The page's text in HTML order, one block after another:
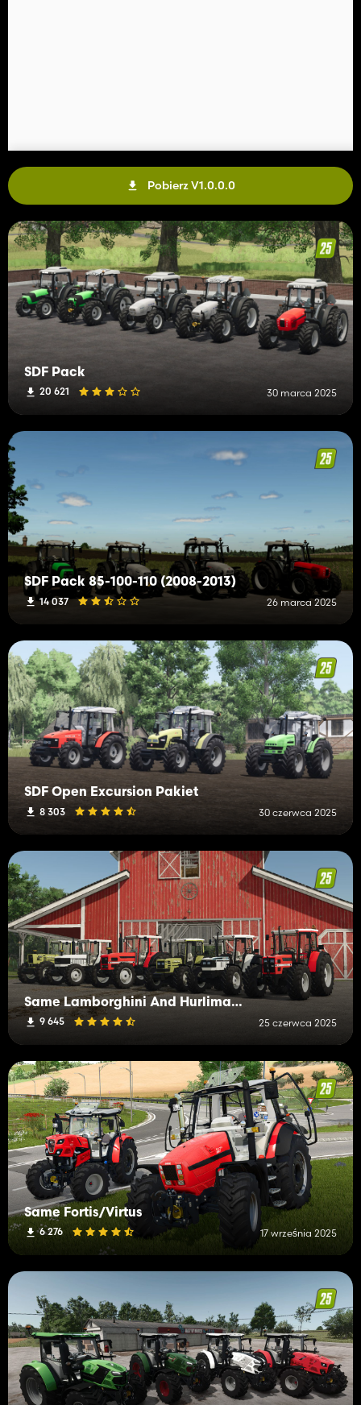
Pobierz V1.0.0.0
SDF Pack
20 621 30 marca 2025
SDF Pack 85-100-110 (2008-2013)
14 037 26 marca 2025
SDF Open Excursion Pakiet
8 303 30 czerwca 2025
Same Lamborghini And Hurlimann Tractor Pack
9 645 25 czerwca 2025
Same Fortis/Virtus
6 276 17 września 2025